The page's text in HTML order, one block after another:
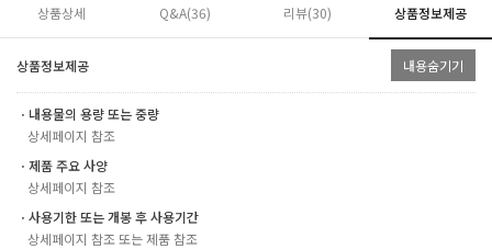
상품상세 Q&A(36) 리뷰(30) 상품정보제공
상품정보제공 내용숨기기
ㆍ내용물의 용량 또는 중량
상세페이지 참조
ㆍ제품 주요 사양
상세페이지 참조
ㆍ사용기한 또는 개봉 후 사용기간
상세페이지 참조 또는 제품 참조